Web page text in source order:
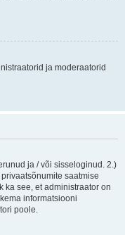
ja moderaatorid
ja / või sisseloginud. 2.)
saatmise
ka see, et administraator on
informatsiooni
poole.